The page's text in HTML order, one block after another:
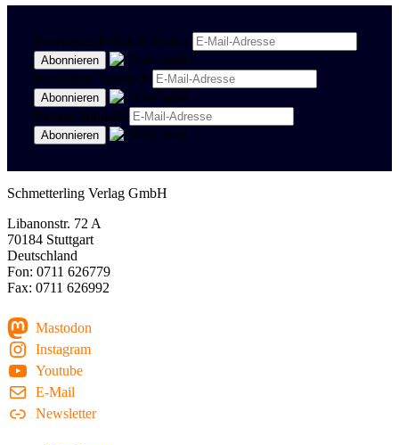
Newsletter Politik & Kultur
Newsletter Spanisch
Region Stuttgart
Schmetterling Verlag GmbH
Libanonstr. 72 A
70184 Stuttgart
Deutschland
Fon: 0711 626779
Fax: 0711 626992
Mastodon
Instagram
Youtube
E-Mail
Newsletter